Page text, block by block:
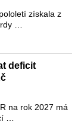
získala z
…
deficit
na rok 2027 má
…